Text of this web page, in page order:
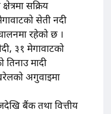
सक्रिय
सेती नदी
रहेको छ ।
३१ मेगावाटको
तिनाउ मादी
अगुवाइमा
बैंक तथा वित्तीय